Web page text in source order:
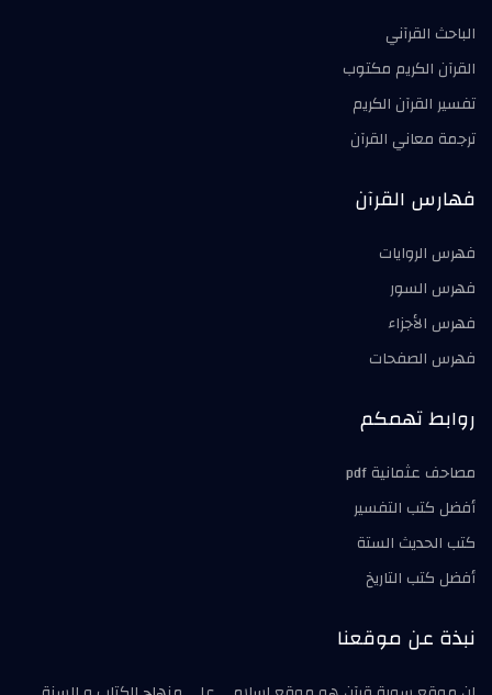
الباحث القرآني
القرآن الكريم مكتوب
تفسير القرآن الكريم
ترجمة معاني القرآن
فهارس القرآن
فهرس الروايات
فهرس السور
فهرس الأجزاء
فهرس الصفحات
روابط تهمكم
مصاحف عثمانية pdf
أفضل كتب التفسير
كتب الحديث الستة
أفضل كتب التاريخ
نبذة عن موقعنا